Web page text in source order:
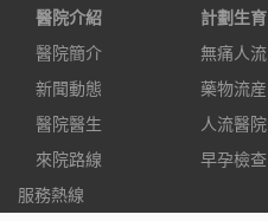
醫院介紹
醫院簡介
新聞動態
醫院醫生
來院路線
計劃生育
無痛人流
藥物流産
人流醫院
早孕檢查
服務熱線